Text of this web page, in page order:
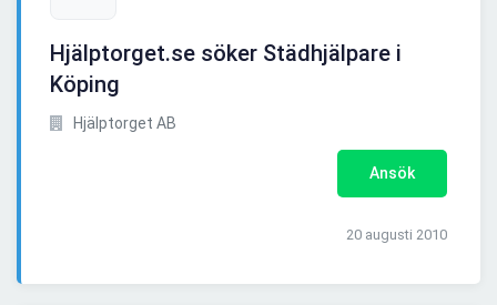
Hjälptorget.se söker Städhjälpare i
Köping
Hjälptorget AB
Ansök
20 augusti 2010